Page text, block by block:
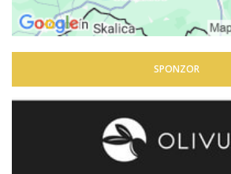
SPONZOR